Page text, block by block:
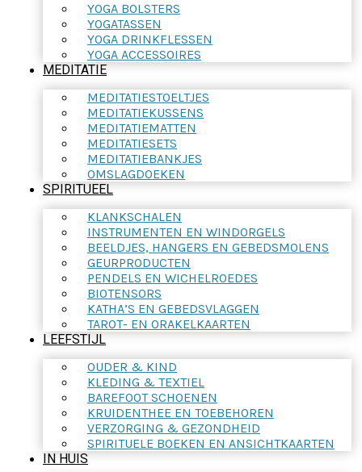
YOGA BOLSTERS
YOGATASSEN
YOGA DRINKFLESSEN
YOGA ACCESSOIRES
MEDITATIE
MEDITATIESTOELTJES
MEDITATIEKUSSENS
MEDITATIEMATTEN
MEDITATIESETS
MEDITATIEBANKJES
OMSLAGDOEKEN
SPIRITUEEL
KLANKSCHALEN
INSTRUMENTEN EN WINDORGELS
BEELDJES, HANGERS EN GEBEDSMOLENS
GEURPRODUCTEN
PENDELS EN WICHELROEDES
BIOTENSORS
KATHA’S EN GEBEDSVLAGGEN
TAROT- EN ORAKELKAARTEN
LEEFSTIJL
OUDER & KIND
KLEDING & TEXTIEL
BAREFOOT SCHOENEN
KRUIDENTHEE EN TOEBEHOREN
VERZORGING & GEZONDHEID
SPIRITUELE BOEKEN EN ANSICHTKAARTEN
IN HUIS